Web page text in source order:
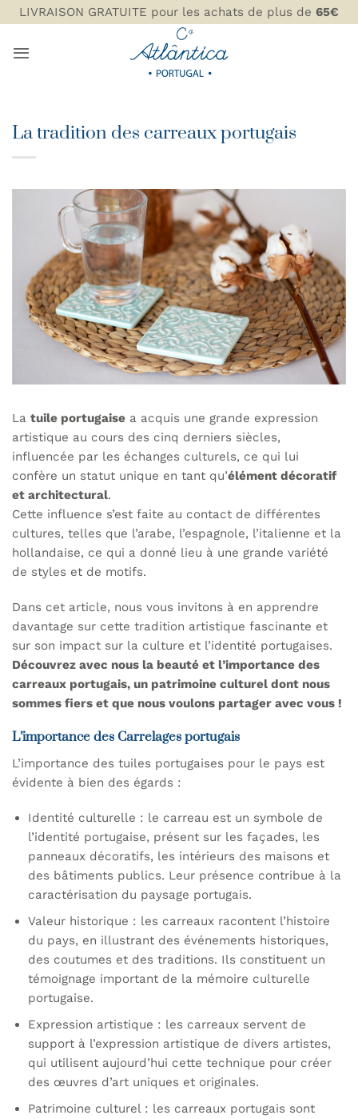
Passer
au
contenu
LIVRAISON GRATUITE pour les achats de plus de 65€
La tradition des carreaux portugais
La tuile portugaise a acquis une grande expression
artistique au cours des cinq derniers siècles,
influencée par les échanges culturels, ce qui lui
confère un statut unique en tant qu’élément décoratif
et architectural.
Cette influence s’est faite au contact de différentes
cultures, telles que l’arabe, l’espagnole, l’italienne et la
hollandaise, ce qui a donné lieu à une grande variété
de styles et de motifs.
Dans cet article, nous vous invitons à en apprendre
davantage sur cette tradition artistique fascinante et
sur son impact sur la culture et l’identité portugaises.
Découvrez avec nous la beauté et l’importance des
carreaux portugais, un patrimoine culturel dont nous
sommes fiers et que nous voulons partager avec vous !
L’importance des Carrelages portugais
L’importance des tuiles portugaises pour le pays est
évidente à bien des égards :
Identité culturelle : le carreau est un symbole de
l’identité portugaise, présent sur les façades, les
panneaux décoratifs, les intérieurs des maisons et
des bâtiments publics. Leur présence contribue à la
caractérisation du paysage portugais.
Valeur historique : les carreaux racontent l’histoire
du pays, en illustrant des événements historiques,
des coutumes et des traditions. Ils constituent un
témoignage important de la mémoire culturelle
portugaise.
Expression artistique : les carreaux servent de
support à l’expression artistique de divers artistes,
qui utilisent aujourd’hui cette technique pour créer
des œuvres d’art uniques et originales.
Patrimoine culturel : les carreaux portugais sont